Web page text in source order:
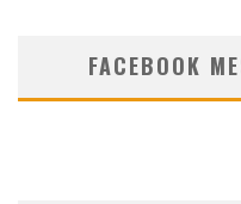
FACEBOOK